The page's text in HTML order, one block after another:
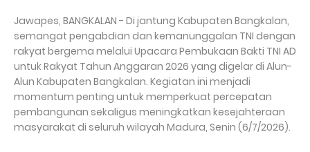
Jawapes, BANGKALAN - Di jantung Kabupaten Bangkalan,
semangat pengabdian dan kemanunggalan TNI dengan
rakyat bergema melalui Upacara Pembukaan Bakti TNI AD
untuk Rakyat Tahun Anggaran 2026 yang digelar di Alun-
Alun Kabupaten Bangkalan. Kegiatan ini menjadi
momentum penting untuk memperkuat percepatan
pembangunan sekaligus meningkatkan kesejahteraan
masyarakat di seluruh wilayah Madura, Senin (6/7/2026).